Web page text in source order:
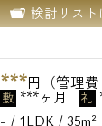
検討リスト
***円（管理費
敷 ***ヶ月 礼
- / 1LDK / 35m²